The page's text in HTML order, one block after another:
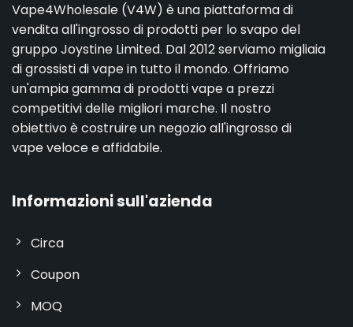
Vape4Wholesale (V4W) è una piattaforma di
vendita all'ingrosso di prodotti per lo svapo del
gruppo Joystine Limited. Dal 2012 serviamo migliaia
di grossisti di vape in tutto il mondo. Offriamo
un'ampia gamma di prodotti vape a prezzi
competitivi delle migliori marche. Il nostro
obiettivo è costruire un negozio all'ingrosso di
vape veloce e affidabile.
Informazioni sull'azienda
Circa
Coupon
MOQ